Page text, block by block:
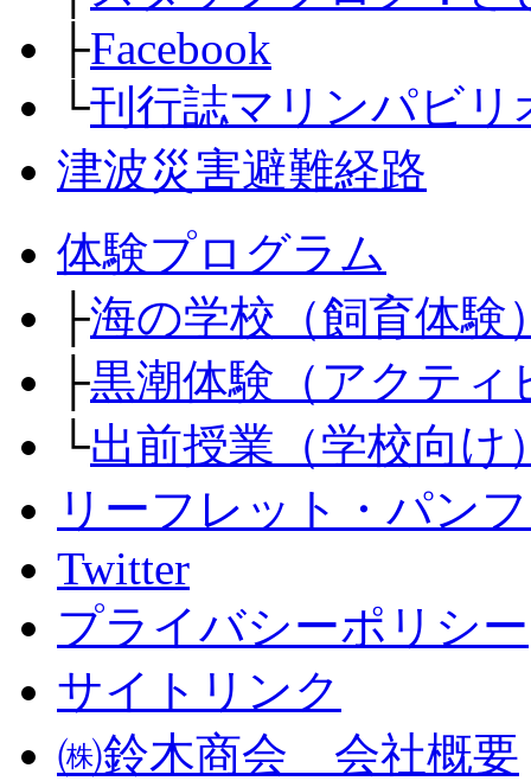
├Facebook
└刊行誌マリンパビリ
津波災害避難経路
体験プログラム
├海の学校（飼育体験
├黒潮体験（アクティ
└出前授業（学校向け
リーフレット・パン
Twitter
プライバシーポリシー
サイトリンク
㈱鈴木商会 会社概要